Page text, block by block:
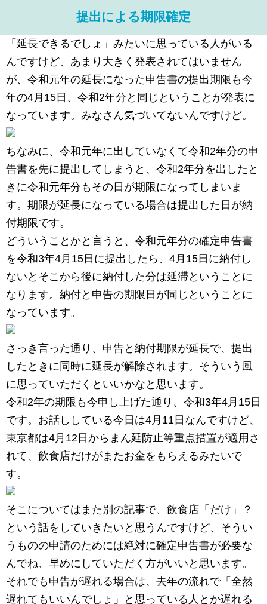
提出による期限確定
「延長できるでしょ」みたいに思っている人がいる
んですけど、あまり大きく発表されてはいません
が、令和元年の延長になった申告書の提出期限も今
年の4月15日、令和2年分と同じということが発表に
なっています。みなさん気づいてないんですけど。
ちなみに、令和元年に出していなくて令和2年分の申
告書を先に提出してしまうと、令和2年分を出したと
きに令和元年分もその日が期限になってしまいま
す。期限が延長になっている場合は提出した日が納
付期限です。
どういうことかと言うと、令和元年分の確定申告書
を令和3年4月15日に提出したら、4月15日に納付し
ないとそこから後に納付した分は延滞ということに
なります。納付と申告の期限日が同じということに
なっています。
さっき言った通り、申告と納付期限が延長で、提出
したときに同時に延長が解除されます。そういう風
に思っていただくといいかなと思います。
令和2年の期限も今申し上げた通り、令和3年4月15日
です。お話ししている今日は4月11日なんですけど、
東京都は4月12日からまん延防止等重点措置が適用さ
れて、飲食店だけがまたお金をもらえるみたいで
す。
そこについてはまた別の記事で、飲食店「だけ」？
という話をしていきたいと思うんですけど、そうい
うものの申請のためには絶対に確定申告書が必要な
んでね、早めにしていただく方がいいと思います。
それでも申告が遅れる場合は、去年の流れで「全然
遅れてもいいんでしょ」と思っている人とか遅れる